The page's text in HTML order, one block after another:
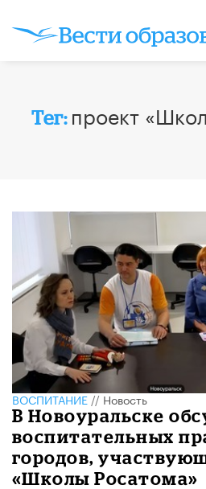
Тег: проект
ВОСПИТАНИЕ//Новость
В Новоуральске
воспитательных
городов,
«Школы Росатома»